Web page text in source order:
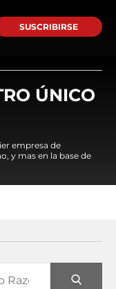
SUSCRIBIRSE
ÚNICO
empresa de
y mas en la base de